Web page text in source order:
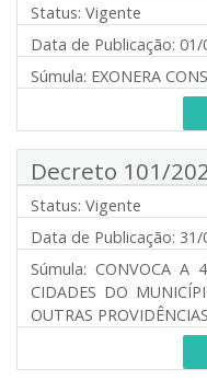
Status: Vigente
Data de Publicação: 01/
Súmula: EXONERA
Decreto 101/
Status: Vigente
Data de Publicação: 31/
Súmula: CONVOCA A
CIDADES DO
OUTRAS